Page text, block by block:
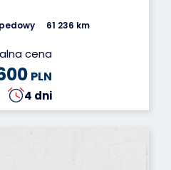
61 236 km
cena
PLN
4 dni